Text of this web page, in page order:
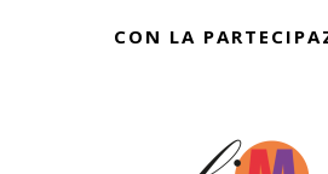
CON LA